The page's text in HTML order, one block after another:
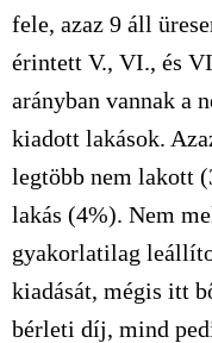
fele, azaz 9 áll
érintett V., VI., és
arányban vannak a
kiadott lakások.
legtöbb nem lakott
lakás (4%). Nem
gyakorlatilag
kiadását, mégis itt
bérleti díj, mind